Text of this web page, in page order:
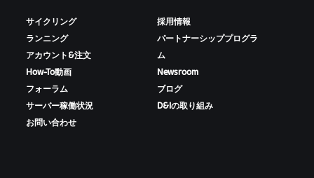
サイクリング
ランニング
アカウント&注文
How-To動画
フォーラム
サーバー稼働状況
お問い合わせ
採用情報
パートナーシッププログラ
ム
Newsroom
ブログ
D&Iの取り組み